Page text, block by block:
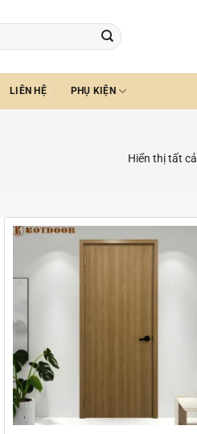
LIÊN HỆ PHỤ KIỆN
Hiển thị tất